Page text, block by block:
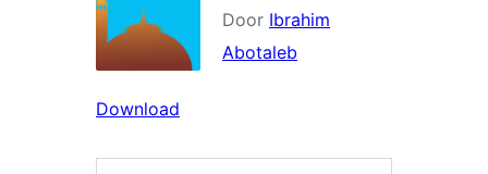
Door Ibrahim
Abotaleb
Download